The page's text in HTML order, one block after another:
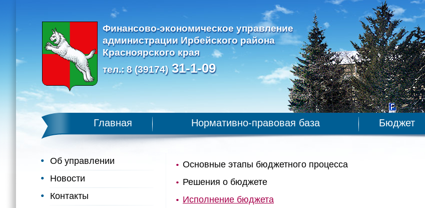
Финансово-экономическое управление
администрации Ирбейского района
Красноярского края
тел.: 8 (39174)31-1-09
Главная Нормативно-правовая база Бюджет
Об управлении
Новости
Контакты
Основные этапы бюджетного процесса
Решения о бюджете
Исполнение бюджета